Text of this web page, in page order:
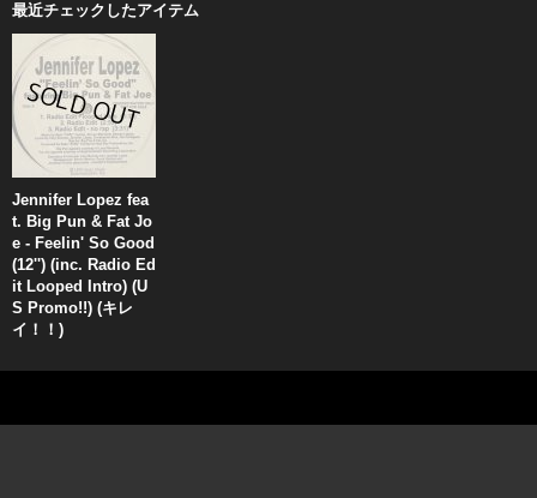
最近チェックしたアイテム
Jennifer Lopez fea
t. Big Pun & Fat Jo
e - Feelin' So Good
(12'') (inc. Radio Ed
it Looped Intro) (U
S Promo!!) (キレ
イ！！)